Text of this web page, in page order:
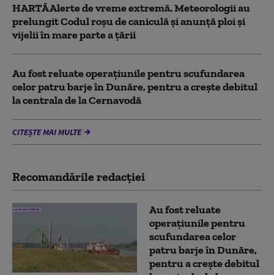
HARTĂ Alerte de vreme extremă. Meteorologii au
prelungit Codul roșu de caniculă și anunță ploi și
vijelii în mare parte a țării
Au fost reluate operațiunile pentru scufundarea
celor patru barje în Dunăre, pentru a crește debitul
la centrala de la Cernavodă
CITEȘTE MAI MULTE
Recomandările redacţiei
Au fost reluate
operațiunile pentru
scufundarea celor
patru barje în Dunăre,
pentru a crește debitul